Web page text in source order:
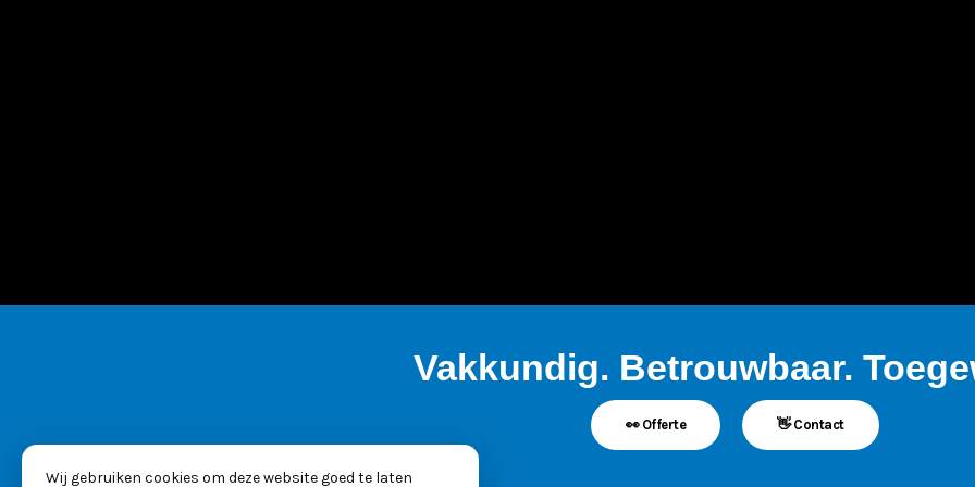
Vakkundig. Betrouwbaar.
👀 Offerte 👋 Contact
Wij gebruiken cookies om deze website goed te laten